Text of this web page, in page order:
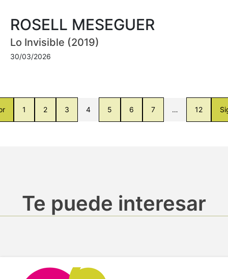
ROSELL MESEGUER
Lo Invisible (2019)
30/03/2026
1 2 3 4 5 6 7 … 12
Te puede interesar